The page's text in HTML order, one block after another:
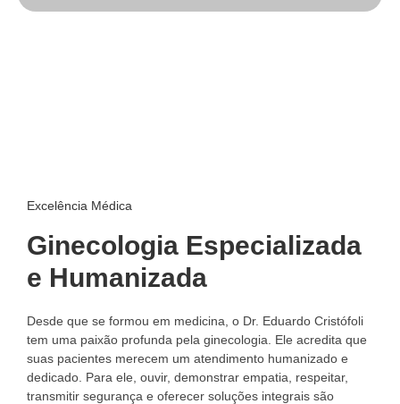
Excelência Médica
Ginecologia Especializada
e Humanizada
Desde que se formou em medicina, o Dr. Eduardo Cristófoli
tem uma paixão profunda pela ginecologia. Ele acredita que
suas pacientes merecem um atendimento humanizado e
dedicado. Para ele, ouvir, demonstrar empatia, respeitar,
transmitir segurança e oferecer soluções integrais são